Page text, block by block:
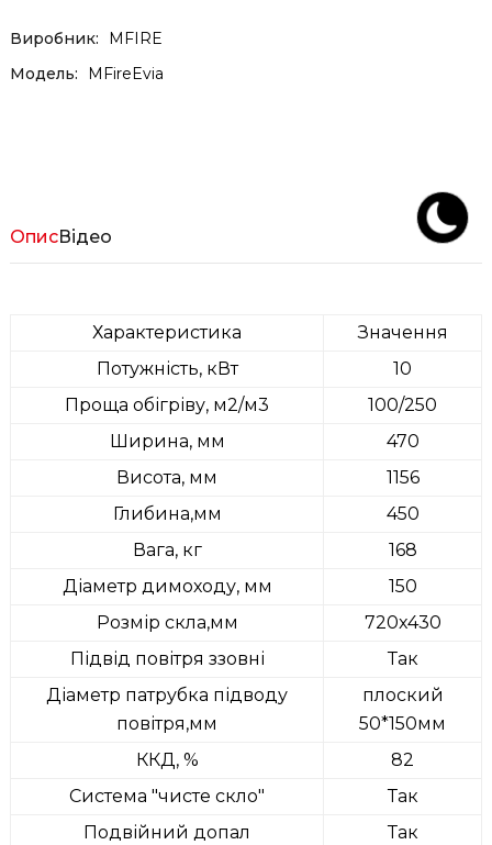
Виробник:
MFIRE
Модель:
MFireEvia
ОписВідео
Характеристика
Значення
Потужність, кВт
10
Проща обігріву, м2/м3
100/250
Ширина, мм
470
Висота, мм
1156
Глибина,мм
450
Вага, кг
168
Діаметр димоходу, мм
150
Розмір скла,мм
720x430
Підвід повітря ззовні
Так
Діаметр патрубка підводу
повітря,мм
плоский
50*150мм
ККД, %
82
Система "чисте скло"
Так
Подвійний допал
Так